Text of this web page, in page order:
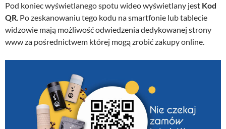
Pod koniec wyświetlanego spotu wideo wyświetlany jest Kod
QR. Po zeskanowaniu tego kodu na smartfonie lub tablecie
widzowie mają możliwość odwiedzenia dedykowanej strony
www za pośrednictwem której mogą zrobić zakupy online.